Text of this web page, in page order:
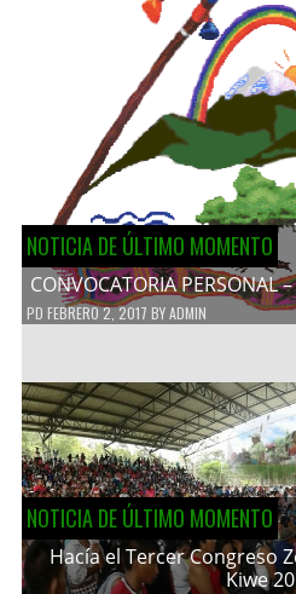
NOTICIA DE ÚLTIMO MOMENTO
CONVOCATORIA PERSONAL
PD FEBRERO 2, 2017 BYADMIN
NOTICIA DE ÚLTIMO MOMENTO
Hacía el Tercer Congreso
Kiwe